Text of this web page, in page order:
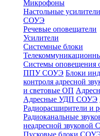
Микрофоны
Настольные усилители
СОУЭ
Речевые оповещатели
Усилители
Системные блоки
Системы оповещения
ППУ СОУЭ Блоки
контроля адресной
и световые ОП
Адресные УДП СОУЭ
Радиорасширители и
Радиоканальные
неадресной звуковой
Пусковые блоки